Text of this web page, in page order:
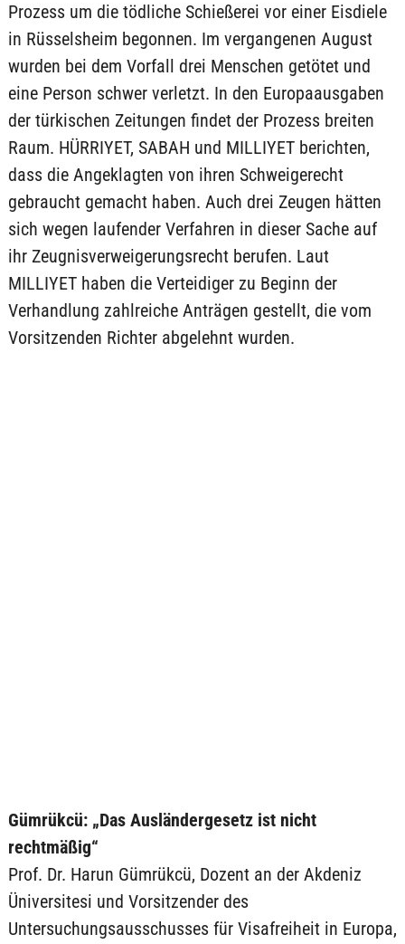
Prozess um die tödliche Schießerei vor einer Eisdiele
in Rüsselsheim begonnen. Im vergangenen August
wurden bei dem Vorfall drei Menschen getötet und
eine Person schwer verletzt. In den Europaausgaben
der türkischen Zeitungen findet der Prozess breiten
Raum. HÜRRIYET, SABAH und MILLIYET berichten,
dass die Angeklagten von ihren Schweigerecht
gebraucht gemacht haben. Auch drei Zeugen hätten
sich wegen laufender Verfahren in dieser Sache auf
ihr Zeugnisverweigerungsrecht berufen. Laut
MILLIYET haben die Verteidiger zu Beginn der
Verhandlung zahlreiche Anträgen gestellt, die vom
Vorsitzenden Richter abgelehnt wurden.
Gümrükcü: „Das Ausländergesetz ist nicht
rechtmäßig“
Prof. Dr. Harun Gümrükcü, Dozent an der Akdeniz
Üniversitesi und Vorsitzender des
Untersuchungsausschusses für Visafreiheit in Europa,